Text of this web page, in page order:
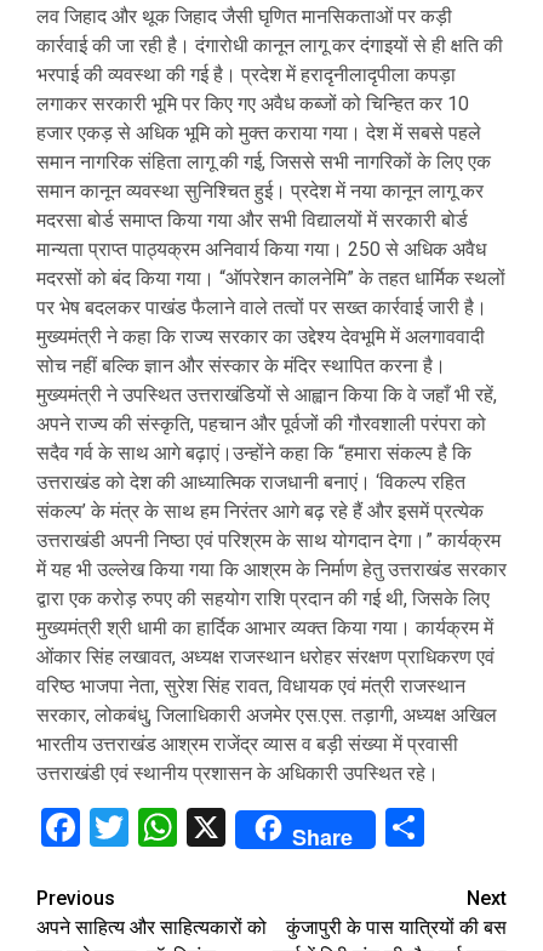
लव जिहाद और थूक जिहाद जैसी घृणित मानसिकताओं पर कड़ी
कार्रवाई की जा रही है। दंगारोधी कानून लागू कर दंगाइयों से ही क्षति की
भरपाई की व्यवस्था की गई है। प्रदेश में हरादृनीलादृपीला कपड़ा
लगाकर सरकारी भूमि पर किए गए अवैध कब्जों को चिन्हित कर 10
हजार एकड़ से अधिक भूमि को मुक्त कराया गया। देश में सबसे पहले
समान नागरिक संहिता लागू की गई, जिससे सभी नागरिकों के लिए एक
समान कानून व्यवस्था सुनिश्चित हुई। प्रदेश में नया कानून लागू कर
मदरसा बोर्ड समाप्त किया गया और सभी विद्यालयों में सरकारी बोर्ड
मान्यता प्राप्त पाठ्यक्रम अनिवार्य किया गया। 250 से अधिक अवैध
मदरसों को बंद किया गया। “ऑपरेशन कालनेमि” के तहत धार्मिक स्थलों
पर भेष बदलकर पाखंड फैलाने वाले तत्वों पर सख्त कार्रवाई जारी है।
मुख्यमंत्री ने कहा कि राज्य सरकार का उद्देश्य देवभूमि में अलगाववादी
सोच नहीं बल्कि ज्ञान और संस्कार के मंदिर स्थापित करना है।
मुख्यमंत्री ने उपस्थित उत्तराखंडियों से आह्वान किया कि वे जहाँ भी रहें,
अपने राज्य की संस्कृति, पहचान और पूर्वजों की गौरवशाली परंपरा को
सदैव गर्व के साथ आगे बढ़ाएं।उन्होंने कहा कि “हमारा संकल्प है कि
उत्तराखंड को देश की आध्यात्मिक राजधानी बनाएं। ‘विकल्प रहित
संकल्प’ के मंत्र के साथ हम निरंतर आगे बढ़ रहे हैं और इसमें प्रत्येक
उत्तराखंडी अपनी निष्ठा एवं परिश्रम के साथ योगदान देगा।” कार्यक्रम
में यह भी उल्लेख किया गया कि आश्रम के निर्माण हेतु उत्तराखंड सरकार
द्वारा एक करोड़ रुपए की सहयोग राशि प्रदान की गई थी, जिसके लिए
मुख्यमंत्री श्री धामी का हार्दिक आभार व्यक्त किया गया। कार्यक्रम में
ओंकार सिंह लखावत, अध्यक्ष राजस्थान धरोहर संरक्षण प्राधिकरण एवं
वरिष्ठ भाजपा नेता, सुरेश सिंह रावत, विधायक एवं मंत्री राजस्थान
सरकार, लोकबंधु, जिलाधिकारी अजमेर एस.एस. तड़ागी, अध्यक्ष अखिल
भारतीय उत्तराखंड आश्रम राजेंद्र व्यास व बड़ी संख्या में प्रवासी
उत्तराखंडी एवं स्थानीय प्रशासन के अधिकारी उपस्थित रहे।
Facebook
TwitterWhatsApp
X Share
Continue
Previous
अपने साहित्य और साहित्यकारों को
Next
कुंजापुरी के पास यात्रियों की बस